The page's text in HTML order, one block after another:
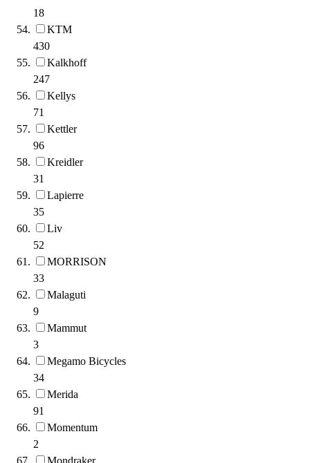
18
KTM
430
Kalkhoff
247
Kellys
71
Kettler
96
Kreidler
31
Lapierre
35
Liv
52
MORRISON
33
Malaguti
9
Mammut
3
Megamo Bicycles
34
Merida
91
Momentum
2
Mondraker